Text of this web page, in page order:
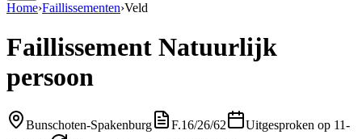
Home›Faillissementen›Veld
Faillissement Natuurlijk
persoon
Bunschoten-Spakenburg F.16/26/62
Uitgesproken op 11-